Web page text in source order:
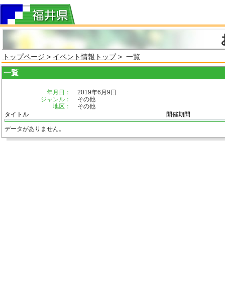
トップページ > イベント情報トップ> 一覧
一覧
年月日：
2019年6月9日
ジャンル：
その他
地区：
その他
タイトル
開催期間
データがありません。